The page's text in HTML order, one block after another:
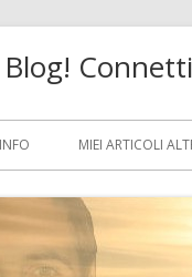
INFO MIEI ARTICOLI